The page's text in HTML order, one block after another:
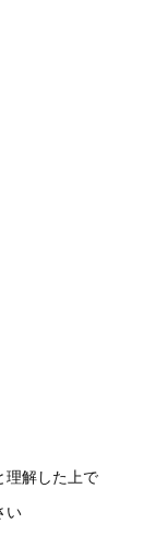
理解した上で
い